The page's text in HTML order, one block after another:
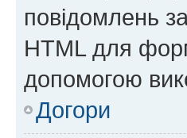
повідомлень
HTML для
допомогою
Догори